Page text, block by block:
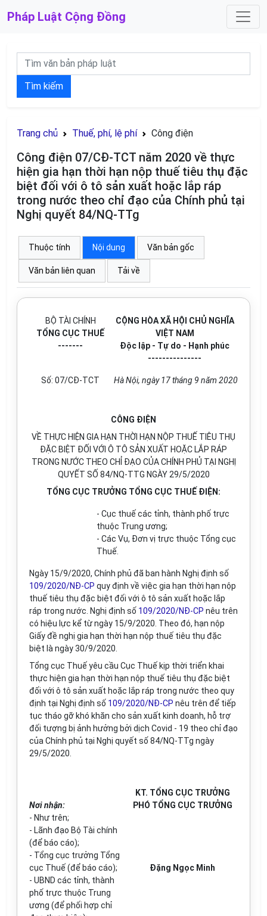
Pháp Luật Cộng Đồng
Tìm kiếm
Trang chủ Thuế, phí, lệ phí Công điện
Công điện 07/CĐ-TCT năm 2020 về thực
hiện gia hạn thời hạn nộp thuế tiêu thụ đặc
biệt đối với ô tô sản xuất hoặc lắp ráp
trong nước theo chỉ đạo của Chính phủ tại
Nghị quyết 84/NQ-TTg
Thuộc tính Nội dung Văn bản gốc
Văn bản liên quan Tải về
BỘ TÀI CHÍNH
TỔNG CỤC THUẾ
-------
CỘNG HÒA XÃ HỘI CHỦ NGHĨA
VIỆT NAM
Độc lập - Tự do - Hạnh phúc
---------------
Số: 07/CĐ-TCT Hà Nội, ngày 17 tháng 9 năm 2020
CÔNG ĐIỆN
VỀ THỰC HIỆN GIA HẠN THỜI HẠN NỘP THUẾ TIÊU THỤ
ĐẶC BIỆT ĐỐI VỚI Ô TÔ SẢN XUẤT HOẶC LẮP RÁP
TRONG NƯỚC THEO CHỈ ĐẠO CỦA CHÍNH PHỦ TẠI NGHỊ
QUYẾT SỐ 84/NQ-TTG NGÀY 29/5/2020
TỔNG CỤC TRƯỞNG TỔNG CỤC THUẾ ĐIỆN:
- Cục thuế các tỉnh, thành phố trực
thuộc Trung ương;
- Các Vụ, Đơn vị trực thuộc Tổng cục
Thuế.
Ngày 15/9/2020, Chính phủ đã ban hành Nghị định số
109/2020/NĐ-CP quy định về việc gia hạn thời hạn nộp
thuế tiêu thụ đặc biệt đối với ô tô sản xuất hoặc lắp
ráp trong nước. Nghị định số 109/2020/NĐ-CP nêu trên
có hiệu lực kể từ ngày 15/9/2020. Theo đó, hạn nộp
Giấy đề nghị gia hạn thời hạn nộp thuế tiêu thụ đặc
biệt là ngày 30/9/2020.
Tổng cục Thuế yêu cầu Cục Thuế kịp thời triển khai
thực hiện gia hạn thời hạn nộp thuế tiêu thụ đặc biệt
đối với ô tô sản xuất hoặc lắp ráp trong nước theo quy
định tại Nghị định số 109/2020/NĐ-CP nêu trên để tiếp
tục tháo gỡ khó khăn cho sản xuất kinh doanh, hỗ trợ
đối tượng bị ảnh hưởng bởi dịch Covid - 19 theo chỉ đạo
của Chính phủ tại Nghị quyết số 84/NQ-TTg ngày
29/5/2020.
Nơi nhận:
- Như trên;
- Lãnh đạo Bộ Tài chính
(để báo cáo);
- Tổng cục trưởng Tổng
cục Thuế (để báo cáo);
- UBND các tỉnh, thành
phố trực thuộc Trung
ương (để phối hợp chỉ
KT. TỔNG CỤC TRƯỞNG
PHÓ TỔNG CỤC TRƯỞNG
Đặng Ngọc Minh